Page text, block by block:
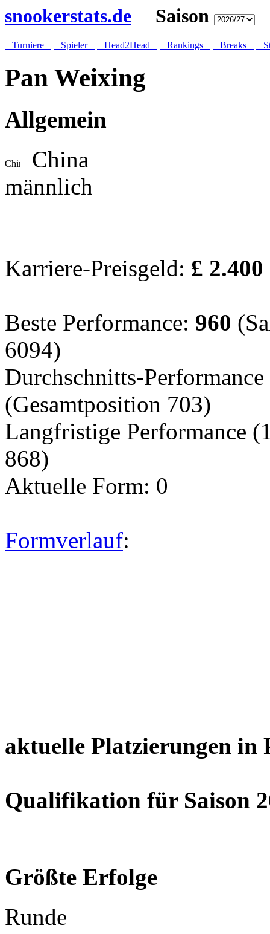
snookerstats.de Saison
Turniere Spieler Head2Head Rankings Breaks
Pan Weixing
Allgemein
China
männlich
Karriere-Preisgeld: £ 2.400
Beste Performance: 960
6094)
Durchschnitts-
(Gesamtposition 703)
Langfristige Performance
868)
Aktuelle Form: 0
Formverlauf:
aktuelle Platzierungen in
Qualifikation für Saison
Größte Erfolge
Runde